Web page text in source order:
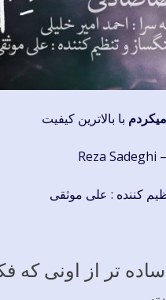
با بالاترین کیفیت
کننده : علی موثقی
تر از اونی که